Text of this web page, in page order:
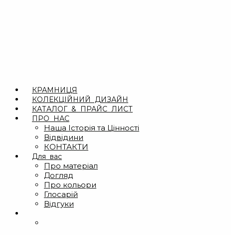
КРАМНИЦЯ
КОЛЕКЦІЙНИЙ ДИЗАЙН
КАТАЛОГ & ПРАЙС ЛИСТ
ПРО НАС
Наша Історія та Цінності
Відвідини
КОНТАКТИ
Для вас
Про матеріал
Догляд
Про кольори
Глосарій
Відгуки